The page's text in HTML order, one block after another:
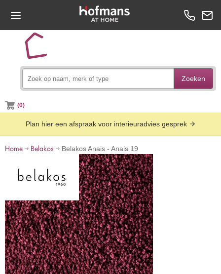
Zoeken
(0)
Plan hier een afspraak voor interieuradvies gesprek
Home Belakos Belakos Anais - Anais 19